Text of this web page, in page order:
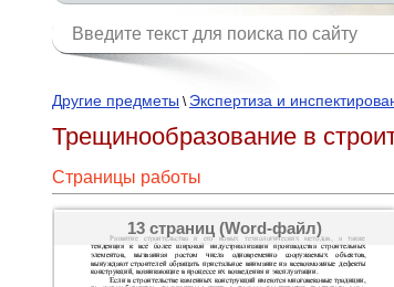
Другие предметы \ Экспертиза и
Трещинообразование в
Страницы работы
13 страниц (Word-файл)